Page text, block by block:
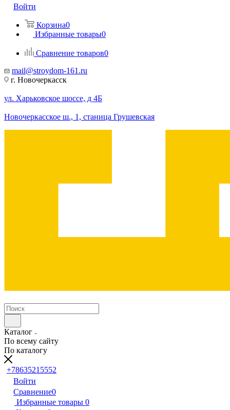
Войти
Корзина0
Избранные товары0
Сравнение товаров0
mail@stroydom-161.ru
г. Новочеркасск
ул. Харьковское шоссе, д 4Б
Новочеркасское ш., 1, станица Грушевская
Каталог
По всему сайту
По каталогу
+78635215552
Войти
Сравнение0
Избранные товары 0